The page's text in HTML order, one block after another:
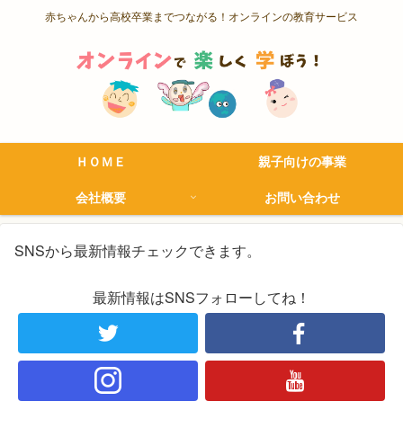
赤ちゃんから高校卒業までつながる！オンラインの教育サービス
ＨＯＭＥ
親子向けの事業
会社概要
お問い合わせ
SNSから最新情報チェックできます。
最新情報はSNSフォローしてね！